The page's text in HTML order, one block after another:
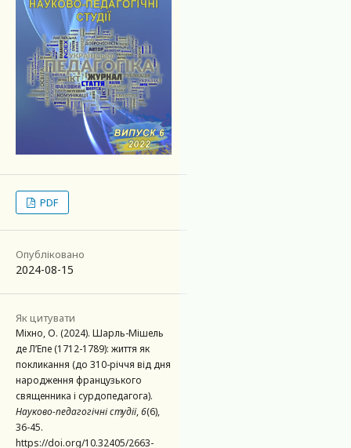
PDF
Опубліковано
2024-08-15
Як цитувати
Міхно, О. (2024). Шарль-Мішель
де Л’Епе (1712-1789): життя як
покликання (до 310-річчя від дня
народження французького
священника і сурдопедагога).
Науково-педагогічні студії,6(6),
36-45.
https://doi.org/10.32405/2663-